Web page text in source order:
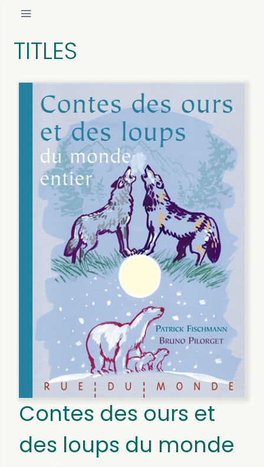
TITLES
Contes des ours et
des loups du monde